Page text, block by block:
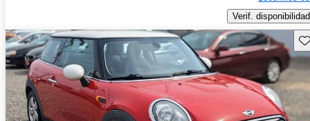
Verif. disponibilidad